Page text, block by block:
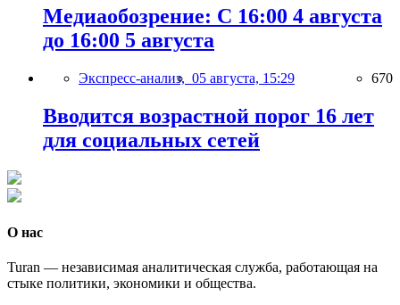
Медиаобозрение: С 16:00 4 августа
до 16:00 5 августа
Экспресс-анализ, 05 августа, 15:29 670
Вводится возрастной порог 16 лет
для социальных сетей
О нас
Turan — независимая аналитическая служба, работающая на
стыке политики, экономики и общества.